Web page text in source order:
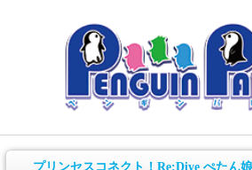
プリンセスコネクト！Re:Dive ぺたん